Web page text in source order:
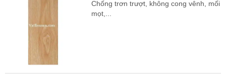
Chống trơn trượt, không cong vênh, mối
mọt,...